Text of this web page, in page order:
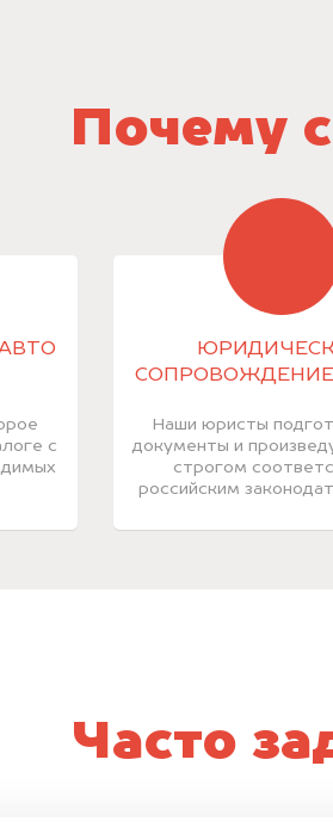
Почему
с
СОПРОВОЖДЕНИЕ
Наши юристы
документы и
строгом
российским
Часто